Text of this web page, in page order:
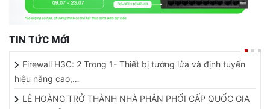
TIN TỨC MỚI
Firewall H3C: 2 Trong 1- Thiết bị tường lửa và định tuyến
hiệu năng cao,…
LÊ HOÀNG TRỞ THÀNH NHÀ PHÂN PHỐI CẤP QUỐC GIA